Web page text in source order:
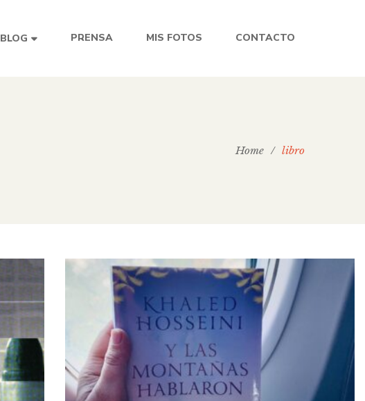
BLOG PRENSA MIS FOTOS CONTACTO
Home / libro